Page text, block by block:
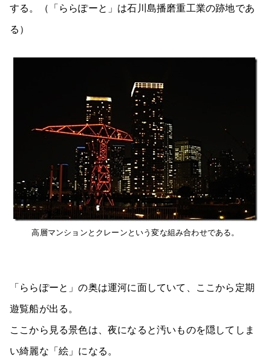
する。（「ららぽーと」は石川島播磨重工業の跡地であ
る）
高層マンションとクレーンという変な組み合わせである。
「ららぽーと」の奥は運河に面していて、ここから定期
遊覧船が出る。
ここから見る景色は、夜になると汚いものを隠してしま
い綺麗な「絵」になる。